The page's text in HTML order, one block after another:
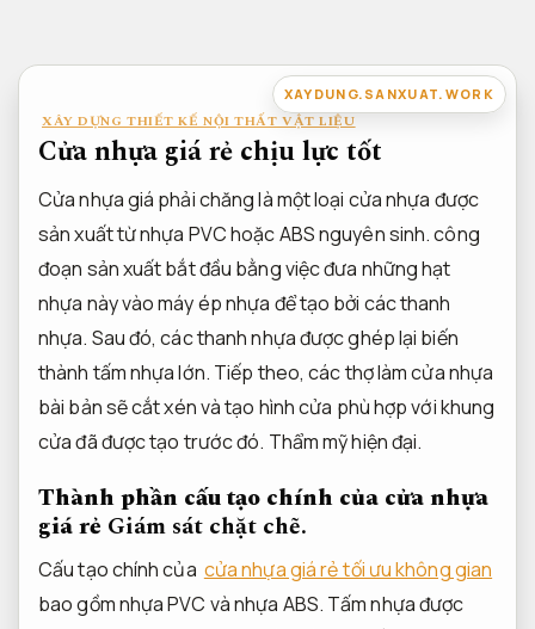
nội
dung
XAYDUNG.SANXUAT.WORK
XÂY DỰNG THIẾT KẾ NỘI THẤT VẬT LIỆU
Cửa nhựa giá rẻ chịu lực tốt
Cửa nhựa giá phải chăng là một loại cửa nhựa được
sản xuất từ nhựa PVC hoặc ABS nguyên sinh. công
đoạn sản xuất bắt đầu bằng việc đưa những hạt
nhựa này vào máy ép nhựa để tạo bởi các thanh
nhựa. Sau đó, các thanh nhựa được ghép lại biến
thành tấm nhựa lớn. Tiếp theo, các thợ làm cửa nhựa
bài bản sẽ cắt xén và tạo hình cửa phù hợp với khung
cửa đã được tạo trước đó. Thẩm mỹ hiện đại.
Thành phần cấu tạo chính của cửa nhựa
giá rẻ Giám sát chặt chẽ.
Cấu tạo chính của cửa nhựa giá rẻ tối ưu không gian
bao gồm nhựa PVC và nhựa ABS. Tấm nhựa được